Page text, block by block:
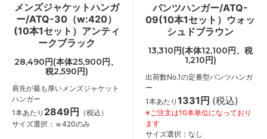
メンズジャケットハンガ
ー/ATQ-30（w:420）
(10本1セット）アンティ
ークブラック
28,490円(本体25,900円、
税2,590円)
肩先が最も厚いメンズジャケット
ハンガー
1本あたり 2849円 （税込）
サイズ選択：ｗ420のみ
パンツハンガー/ATQ-
09(10本1セット）ウォッ
シュドブラウン
13,310円(本体12,100円、税
1,210円)
出荷数No.1の定番型パンツハンガ
ー
1本あたり 1331円 (税込)
※ご注文は10本単位になっており
ます
サイズ選択：なし